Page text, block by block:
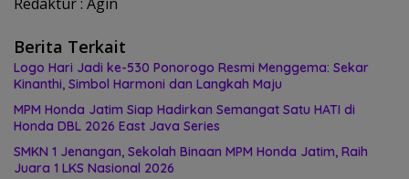
Berita Terkait
Logo Hari Jadi ke-530 Ponorogo Resmi Menggema: Sekar
Kinanthi, Simbol Harmoni dan Langkah Maju
MPM Honda Jatim Siap Hadirkan Semangat Satu HATI di
Honda DBL 2026 East Java Series
SMKN 1 Jenangan, Sekolah Binaan MPM Honda Jatim, Raih
Juara 1 LKS Nasional 2026